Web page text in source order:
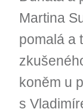
Martina
pomalá a
koněm u
s